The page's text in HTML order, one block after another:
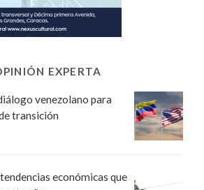
EXPERTA
venezolano para
transición
económicas que